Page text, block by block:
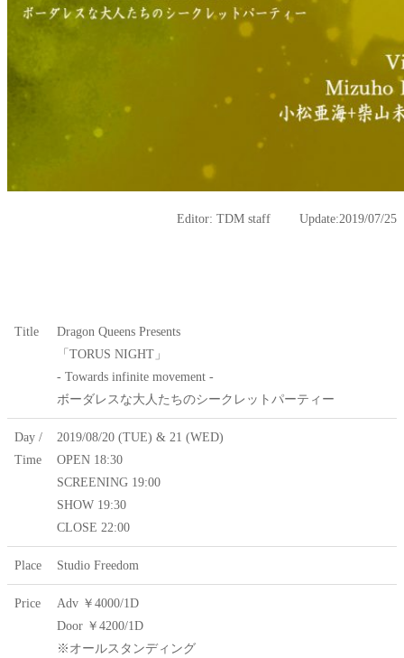
Editor: TDM staff Update:2019/07/25
Title
Dragon Queens Presents
「TORUS NIGHT」
- Towards infinite movement -
ボーダレスな大人たちのシークレットパーティー
Day /
Time
2019/08/20 (TUE) & 21 (WED)
OPEN 18:30
SCREENING 19:00
SHOW 19:30
CLOSE 22:00
Place Studio Freedom
Price
Adv ￥4000/1D
Door ￥4200/1D
※オールスタンディング